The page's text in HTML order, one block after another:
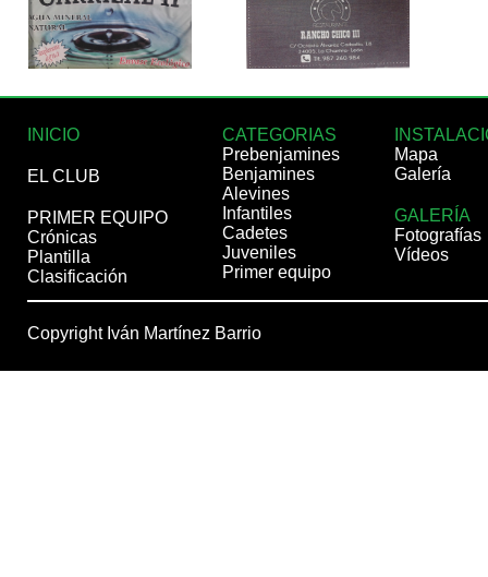
INICIO
EL CLUB
PRIMER EQUIPO
Crónicas
Plantilla
Clasificación
CATEGORIAS
Prebenjamines
Benjamines
Alevines
Infantiles
Cadetes
Juveniles
Primer equipo
Mapa
Galería
GALERÍA
Fotografías
Vídeos
Copyright Iván Martínez Barrio